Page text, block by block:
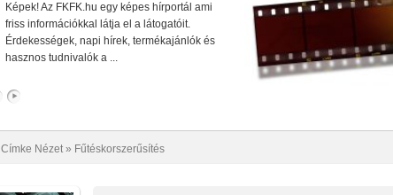
Képek! Az FKFK.hu egy képes hírportál ami
friss információkkal látja el a látogatóit.
Érdekességek, napi hírek, termékajánlók és
hasznos tudnivalók a ...
Címke Nézet » Fűtéskorszerűsítés